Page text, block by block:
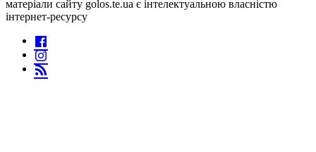
матеріали сайту golos.te.ua є інтелектуальною власністю
інтернет-ресурсу